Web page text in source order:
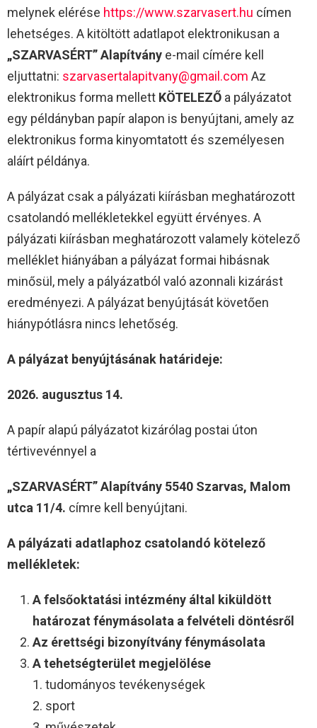
melynek elérése https://www.szarvasert.hu címen
lehetséges. A kitöltött adatlapot elektronikusan a
„SZARVASÉRT” Alapítvány e-mail címére kell
eljuttatni: szarvasertalapitvany@gmail.com Az
elektronikus forma mellett KÖTELEZŐ a pályázatot
egy példányban papír alapon is benyújtani, amely az
elektronikus forma kinyomtatott és személyesen
aláírt példánya.
A pályázat csak a pályázati kiírásban meghatározott
csatolandó mellékletekkel együtt érvényes. A
pályázati kiírásban meghatározott valamely kötelező
melléklet hiányában a pályázat formai hibásnak
minősül, mely a pályázatból való azonnali kizárást
eredményezi. A pályázat benyújtását követően
hiánypótlásra nincs lehetőség.
A pályázat benyújtásának határideje:
2026. augusztus 14.
A papír alapú pályázatot kizárólag postai úton
tértivevénnyel a
„SZARVASÉRT” Alapítvány 5540 Szarvas, Malom
utca 11/4. címre kell benyújtani.
A pályázati adatlaphoz csatolandó kötelező
mellékletek:
A felsőoktatási intézmény által kiküldött
határozat fénymásolata a felvételi döntésről
Az érettségi bizonyítvány fénymásolata
A tehetségterület megjelölése
1. tudományos tevékenységek
2. sport